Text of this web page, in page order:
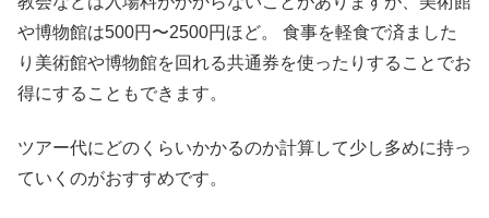
や博物館は500円〜2500円ほど。 食事を軽食で済ました
り美術館や博物館を回れる共通券を使ったりすることでお
得にすることもできます。
ツアー代にどのくらいかかるのか計算して少し多めに持っ
ていくのがおすすめです。